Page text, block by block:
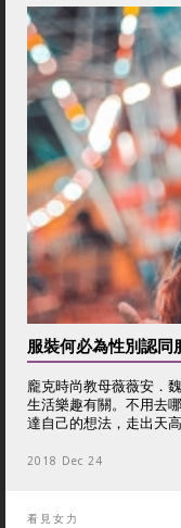
服裝何必為性別認同
龐克時尚教母薇薇安．
生活樂趣有關。不用去
達自己的想法，走出天
2018 Dec 24
看見女力